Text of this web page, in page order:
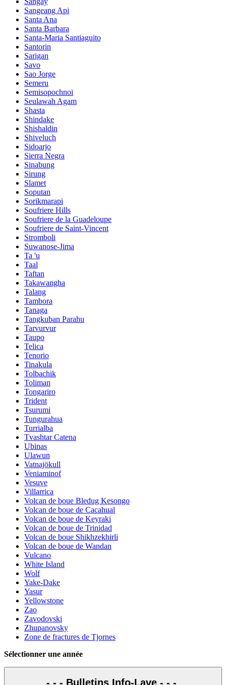
Sangeang Api
Santa Ana
Santa Barbara
Santa-Maria Santiaguito
Santorin
Sarigan
Savo
Sao Jorge
Semeru
Semisopochnoi
Seulawah Agam
Shasta
Shindake
Shishaldin
Shiveluch
Sidoarjo
Sierra Negra
Sinabung
Sirung
Slamet
Soputan
Sorikmarapi
Soufriere Hills
Soufriere de la Guadeloupe
Soufriere de Saint-Vincent
Stromboli
Suwanose-Jima
Ta 'u
Taal
Taftan
Takawangha
Talang
Tambora
Tanaga
Tangkuban Parahu
Tarvurvur
Taupo
Telica
Tenorio
Tinakula
Tolbachik
Toliman
Tongariro
Trident
Tsurumi
Tungurahua
Turrialba
Tvashtar Catena
Ubinas
Ulawun
Vatnajökull
Veniaminof
Vesuve
Villarrica
Volcan de boue Bledug Kesongo
Volcan de boue de Cacahual
Volcan de boue de Keyraki
Volcan de boue de Trinidad
Volcan de boue Shikhzekhirli
Volcan de boue de Wandan
Vulcano
White Island
Wolf
Yake-Dake
Yasur
Yellowstone
Zao
Zavodovski
Zhupanovsky
Zone de fractures de Tjornes
Sélectionner une année
- - - Bulletins Info-Lave - - -